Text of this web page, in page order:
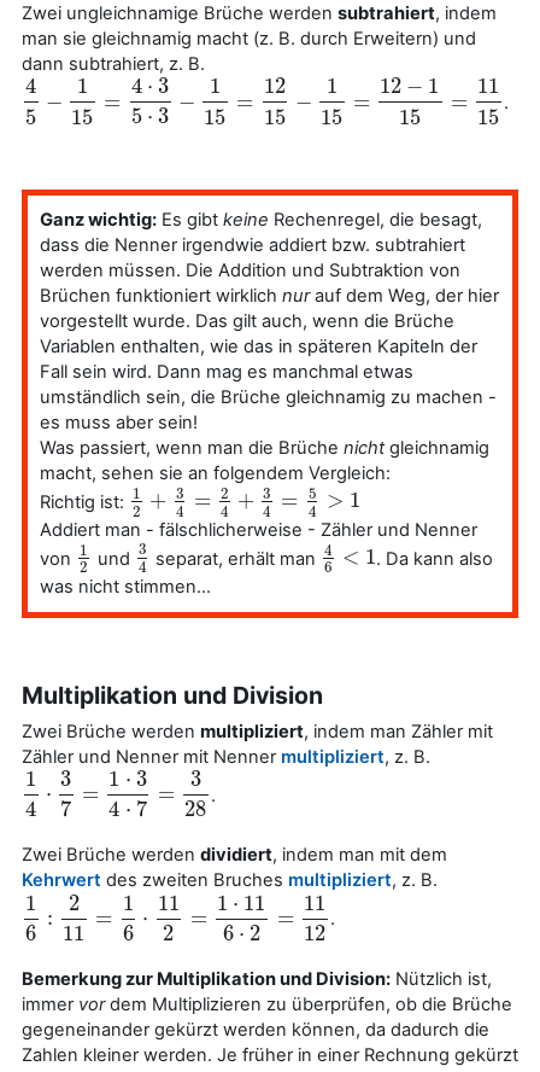
Zwei ungleichnamige Brüche werden subtrahiert, indem
man sie gleichnamig macht (z. B. durch Erweitern) und
dann subtrahiert, z. B.
4
5
−
1
15
=
4 ⋅ 3
5 ⋅ 3
−
1
15
=
12
15
−
1
15
=
12 − 1
15
=
11
15
45 −1 15= 4⋅3 5⋅3−1 15= 1215− 15= 12 −115 =1115 .
Ganz wichtig: Es gibt keine Rechenregel, die besagt,
dass die Nenner irgendwie addiert bzw. subtrahiert
werden müssen. Die Addition und Subtraktion von
Brüchen funktioniert wirklich nurauf dem Weg, der hier
vorgestellt wurde. Das gilt auch, wenn die Brüche
Variablen enthalten, wie das in späteren Kapiteln der
Fall sein wird. Dann mag es manchmal etwas
umständlich sein, die Brüche gleichnamig zu machen -
es muss aber sein!
Was passiert, wenn man die Brüche nichtgleichnamig
macht, sehen sie an folgendem Vergleich:
Richtig ist: 1
2 + 3
4
= 2
4 + 3
4
= 5
4
> 1
12 +3 4= 24 +3 4= 5 4>1
Addiert man - fälschlicherweise - Zähler und Nenner
von 1
2
12 und 3
4
34 separat, erhält man 4
6
< 1
46 <1
. Da kann also
was nicht stimmen…
Multiplikation und Division
Zwei Brüche werden multipliziert, indem man Zähler mit
Zähler und Nenner mit Nenner multipliziert, z. B.
1
4
⋅
3
7
=
1 ⋅ 3
4 ⋅ 7
=
3
28
14 3 7= 1⋅3 4⋅7=3 28 .
Zwei Brüche werden dividiert, indem man mit dem
Kehrwert des zweiten Bruches multipliziert, z. B.
1
6
:
2
11
=
1
6
⋅
11
2
=
1 ⋅ 11
6 ⋅ 2
=
11
12
16 2 11=1 6⋅112 = 1⋅11 6⋅2 =1112 .
Bemerkung zur Multiplikation und Division: Nützlich ist,
immer vordem Multiplizieren zu überprüfen, ob die Brüche
gegeneinander gekürzt werden können, da dadurch die
Zahlen kleiner werden. Je früher in einer Rechnung gekürzt